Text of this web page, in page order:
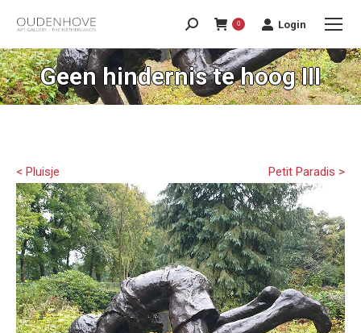
0 Login
Geen hindernis te hoog III
Petit Paradis >
< Pluisje